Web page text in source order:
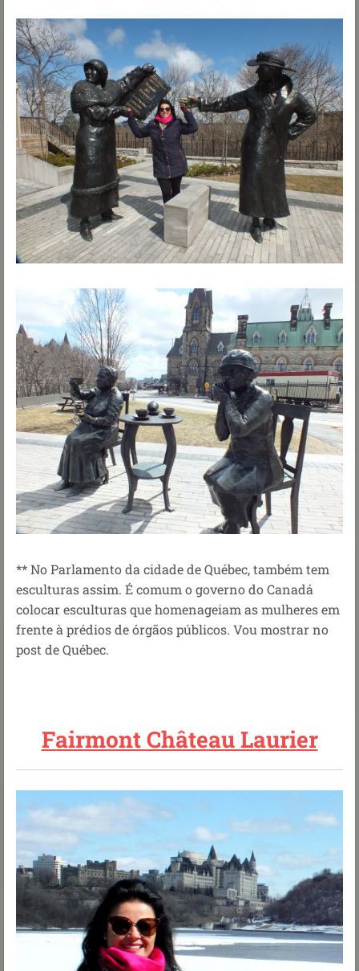
** No Parlamento da cidade de Québec, também tem
esculturas assim. É comum o governo do Canadá
colocar esculturas que homenageiam as mulheres em
frente à prédios de órgãos públicos. Vou mostrar no
post de Québec.
Fairmont Château Laurier